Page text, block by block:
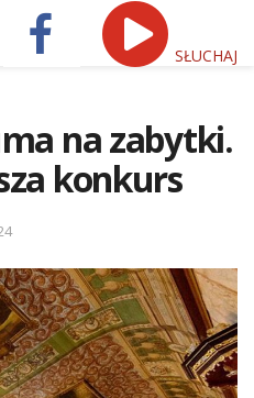
SŁUCHAJ
na zabytki.
konkurs